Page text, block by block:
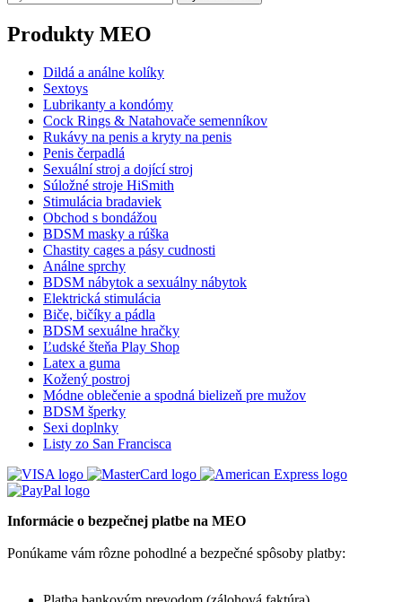
Produkty MEO
Dildá a análne kolíky
Sextoys
Lubrikanty a kondómy
Cock Rings & Natahovače semenníkov
Rukávy na penis a kryty na penis
Penis čerpadlá
Sexuální stroj a dojící stroj
Súložné stroje HiSmith
Stimulácia bradaviek
Obchod s bondážou
BDSM masky a rúška
Chastity cages a pásy cudnosti
Análne sprchy
BDSM nábytok a sexuálny nábytok
Elektrická stimulácia
Biče, bičíky a pádla
BDSM sexuálne hračky
Ľudské šteňa Play Shop
Latex a guma
Kožený postroj
Módne oblečenie a spodná bielizeň pre mužov
BDSM šperky
Sexi doplnky
Listy zo San Francisca
Informácie o bezpečnej platbe na MEO
Ponúkame vám rôzne pohodlné a bezpečné spôsoby platby: